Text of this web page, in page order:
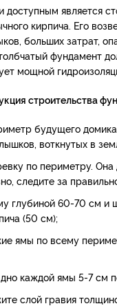
является
кирпича. Его
больших затрат,
фундамент
мощной
строительства
будущего
воткнутых в
по периметру.
следите за
глубиной 60-70 см и
(50 см);
ямы по всему
каждой ямы 5-7 см
слой гравия